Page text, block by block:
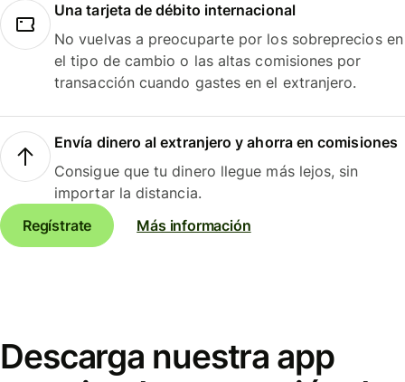
Una tarjeta de débito internacional
No vuelvas a preocuparte por los sobreprecios en
el tipo de cambio o las altas comisiones por
transacción cuando gastes en el extranjero.
Envía dinero al extranjero y ahorra en comisiones
Consigue que tu dinero llegue más lejos, sin
importar la distancia.
Regístrate
Más información
Descarga nuestra app